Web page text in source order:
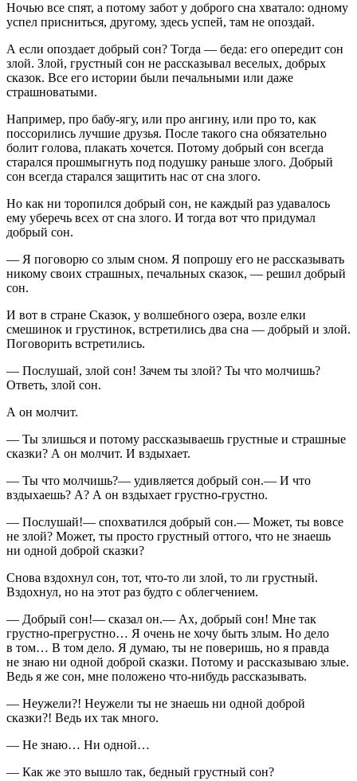
Ночью все спят, а потому забот у доброго сна хватало: одному
успел присниться, другому, здесь успей, там не опоздай.
А если опоздает добрый сон? Тогда — беда: его опередит сон
злой. Злой, грустный сон не рассказывал веселых, добрых
сказок. Все его истории были печальными или даже
страшноватыми.
Например, про бабу-ягу, или про ангину, или про то, как
поссорились лучшие друзья. После такого сна обязательно
болит голова, плакать хочется. Потому добрый сон всегда
старался прошмыгнуть под подушку раньше злого. Добрый
сон всегда старался защитить нас от сна злого.
Но как ни торопился добрый сон, не каждый раз удавалось
ему уберечь всех от сна злого. И тогда вот что придумал
добрый сон.
— Я поговорю со злым сном. Я попрошу его не рассказывать
никому своих страшных, печальных сказок, — решил добрый
сон.
И вот в стране Сказок, у волшебного озера, возле елки
смешинок и грустинок, встретились два сна — добрый и злой.
Поговорить встретились.
— Послушай, злой сон! Зачем ты злой? Ты что молчишь?
Ответь, злой сон.
А он молчит.
— Ты злишься и потому рассказываешь грустные и страшные
сказки? А он молчит. И вздыхает.
— Ты что молчишь?— удивляется добрый сон.— И что
вздыхаешь? А? А он вздыхает грустно-грустно.
— Послушай!— спохватился добрый сон.— Может, ты вовсе
не злой? Может, ты просто грустный оттого, что не знаешь
ни одной доброй сказки?
Снова вздохнул сон, тот, что-то ли злой, то ли грустный.
Вздохнул, но на этот раз будто с облегчением.
— Добрый сон!— сказал он.— Ах, добрый сон! Мне так
грустно-прегрустно… Я очень не хочу быть злым. Но дело
в том… В том дело. Я думаю, ты не поверишь, но я правда
не знаю ни одной доброй сказки. Потому и рассказываю злые.
Ведь я же сон, мне положено что-нибудь рассказывать.
— Неужели?! Неужели ты не знаешь ни одной доброй
сказки?! Ведь их так много.
— Не знаю… Ни одной…
— Как же это вышло так, бедный грустный сон?